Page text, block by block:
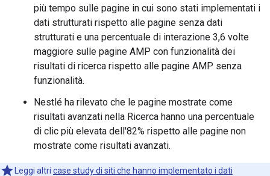
più tempo sulle pagine in cui sono stati implementati i
dati strutturati rispetto alle pagine senza dati
strutturati e una percentuale di interazione 3,6 volte
maggiore sulle pagine AMP con funzionalità dei
risultati di ricerca rispetto alle pagine AMP senza
funzionalità.
Nestlé ha rilevato che le pagine mostrate come
risultati avanzati nella Ricerca hanno una percentuale
di clic più elevata dell'82% rispetto alle pagine non
mostrate come risultati avanzati.
Leggi altri case study di siti che hanno implementato i dati